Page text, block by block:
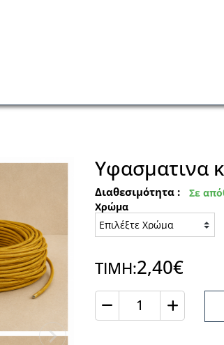
Υφασματινα
Διαθεσιμότητα :
Σε
Χρώμα
ΤΙΜΗ:2,40€
Ποσότητα